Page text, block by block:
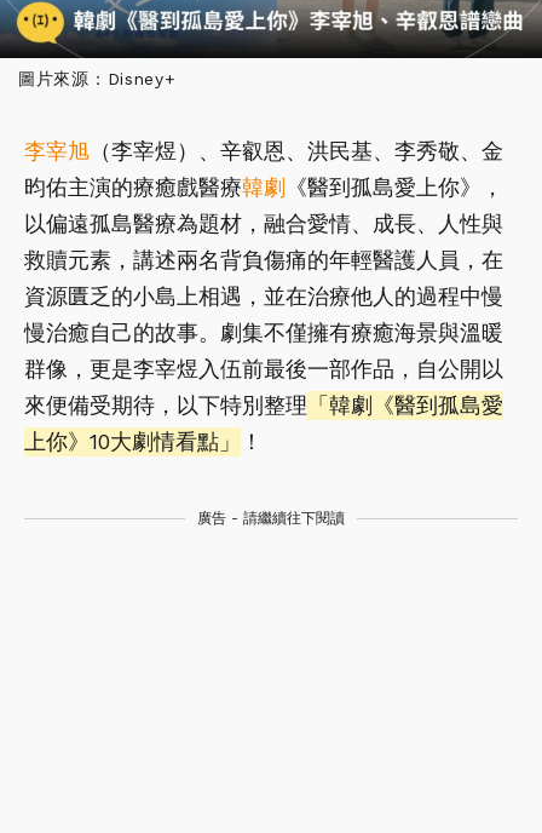
圖片來源：Disney+
李宰旭 （李宰煜）、辛叡恩、洪民基、李秀敬、金
昀佑主演的療癒戲醫療韓劇
《醫到孤島愛上你》，
以偏遠孤島醫療為題材，融合愛情、成長、人性與
救贖元素，講述兩名背負傷痛的年輕醫護人員，在
資源匱乏的小島上相遇，並在治療他人的過程中慢
慢治癒自己的故事。劇集不僅擁有療癒海景與溫暖
群像，更是李宰煜入伍前最後一部作品，自公開以
來便備受期待，以下特別整理 「韓劇《醫到孤島愛
上你》10大劇情看點」
！
廣告 - 請繼續往下閱讀